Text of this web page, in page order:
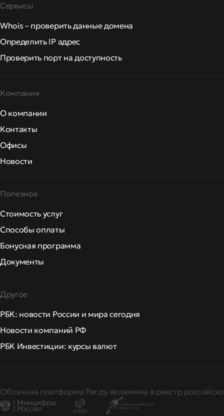
Сервисы
Whois – проверить данные домена
Определить IP адрес
Проверить порт на доступность
Компания
О компании
Контакты
Офисы
Новости
Полезное
Стоимость услуг
Способы оплаты
Бонусная программа
Документы
Другое
РБК: новости России и мира сегодня
Новости компаний РФ
РБК Инвестиции: курсы валют
Облачная платформа Рег.ру включена в реестр